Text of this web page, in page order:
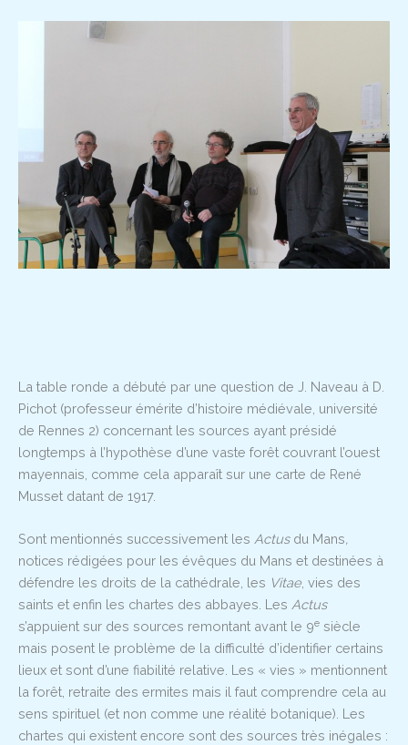
La table ronde a débuté par une question de J. Naveau à D.
Pichot (professeur émérite d’histoire médiévale, université
de Rennes 2) concernant les sources ayant présidé
longtemps à l’hypothèse d’une vaste forêt couvrant l’ouest
mayennais, comme cela apparaît sur une carte de René
Musset datant de 1917.
Sont mentionnés successivement les Actus du Mans,
notices rédigées pour les évêques du Mans et destinées à
défendre les droits de la cathédrale, les Vitae, vies des
saints et enfin les chartes des abbayes. Les Actus
s’appuient sur des sources remontant avant le 9e siècle
mais posent le problème de la difficulté d’identifier certains
lieux et sont d’une fiabilité relative. Les « vies » mentionnent
la forêt, retraite des ermites mais il faut comprendre cela au
sens spirituel (et non comme une réalité botanique). Les
chartes qui existent encore sont des sources très inégales :